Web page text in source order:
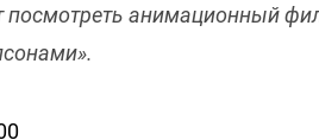
посмотреть анимационный